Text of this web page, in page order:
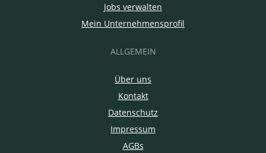
Jobs verwalten
Mein Unternehmensprofil
ALLGEMEIN
Über uns
Kontakt
Datenschutz
Impressum
AGBs